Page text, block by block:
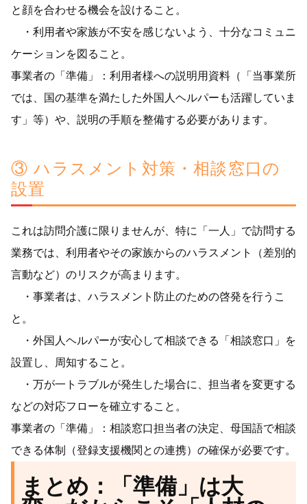
と顔を合わせる機会を設けること。
・利用者や家族が不安を感じないよう、十分なコミュニ
ケーションを図ること。
事業者の「準備」：利用者様への説明用資料（「当事業所
では、国の基準を満たした外国人ヘルパーも活躍していま
す」等）や、説明の手順を整備する必要があります。
③ ハラスメント対策・相談窓口の
設置
これは訪問介護に限りませんが、特に「一人」で訪問する
業務では、利用者やその家族からのハラスメント（差別的
言動など）のリスクが高まります。
・事業者は、ハラスメント防止のための啓発を行うこ
と。
・外国人ヘルパーが安心して相談できる「相談窓口」を
設置し、周知すること。
・万が一トラブルが発生した場合に、担当者を変更する
などの対応フローを確立すること。
事業者の「準備」：相談窓口担当者の決定、母国語で相談
できる体制（登録支援機関との連携）の確保が必要です。
まとめ：「準備」は大